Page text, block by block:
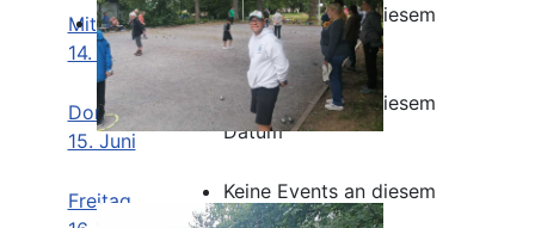
Mittwoch
14. Juni
Keine Events an diesem
Datum
Donnerstag
15. Juni
Keine Events an diesem
Datum
Freitag
Keine Events an diesem
Datum